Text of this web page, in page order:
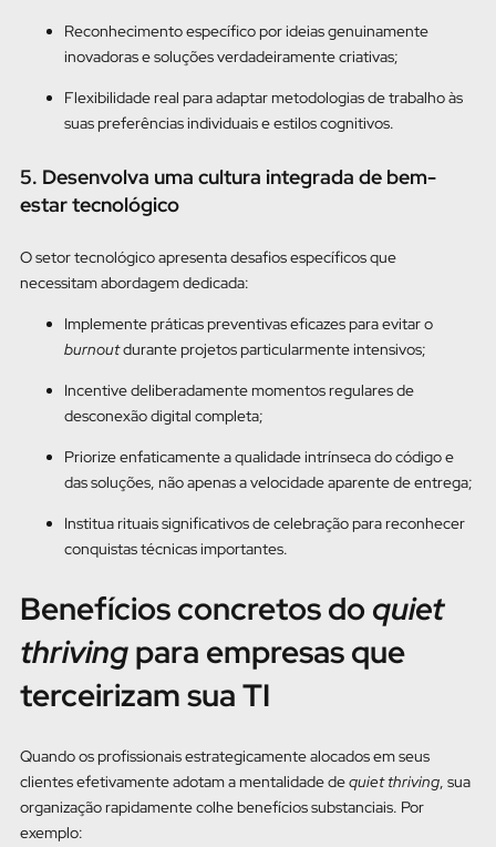
Reconhecimento específico por ideias genuinamente
inovadoras e soluções verdadeiramente criativas;
Flexibilidade real para adaptar metodologias de trabalho às
suas preferências individuais e estilos cognitivos.
5. Desenvolva uma cultura integrada de bem-
estar tecnológico
O setor tecnológico apresenta desafios específicos que
necessitam abordagem dedicada:
Implemente práticas preventivas eficazes para evitar o
burnoutdurante projetos particularmente intensivos;
Incentive deliberadamente momentos regulares de
desconexão digital completa;
Priorize enfaticamente a qualidade intrínseca do código e
das soluções, não apenas a velocidade aparente de entrega;
Institua rituais significativos de celebração para reconhecer
conquistas técnicas importantes.
Benefícios concretos do quiet
thrivingpara empresas que
terceirizam sua TI
Quando os profissionais estrategicamente alocados em seus
clientes efetivamente adotam a mentalidade dequiet thriving , sua
organização rapidamente colhe benefícios substanciais. Por
exemplo: